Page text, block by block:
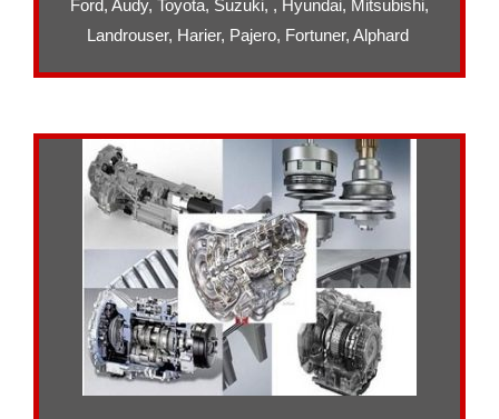
Ford, Audy, Toyota, Suzuki, , Hyundai, Mitsubishi,
Landrouser, Harier, Pajero, Fortuner, Alphard